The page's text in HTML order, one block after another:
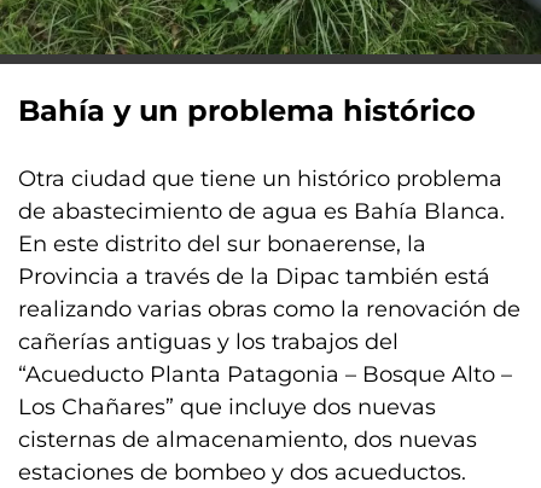
Bahía y un problema histórico
Otra ciudad que tiene un histórico problema
de abastecimiento de agua es Bahía Blanca.
En este distrito del sur bonaerense, la
Provincia a través de la Dipac también está
realizando varias obras como la renovación de
cañerías antiguas y los trabajos del
“Acueducto Planta Patagonia – Bosque Alto –
Los Chañares” que incluye dos nuevas
cisternas de almacenamiento, dos nuevas
estaciones de bombeo y dos acueductos.